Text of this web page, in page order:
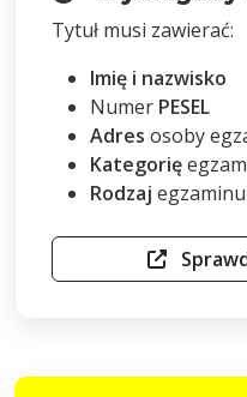
Tytuł musi zawierać:
Imię i nazwisko
Numer PESEL
Adres osoby
Kategorię
Rodzaj